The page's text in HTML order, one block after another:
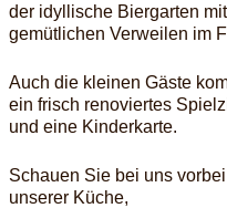
der idyllische Biergarten
gemütlichen Verweilen im
Auch die kleinen Gäste
ein frisch renoviertes
und eine Kinderkarte.
Schauen Sie bei uns
unserer Küche,